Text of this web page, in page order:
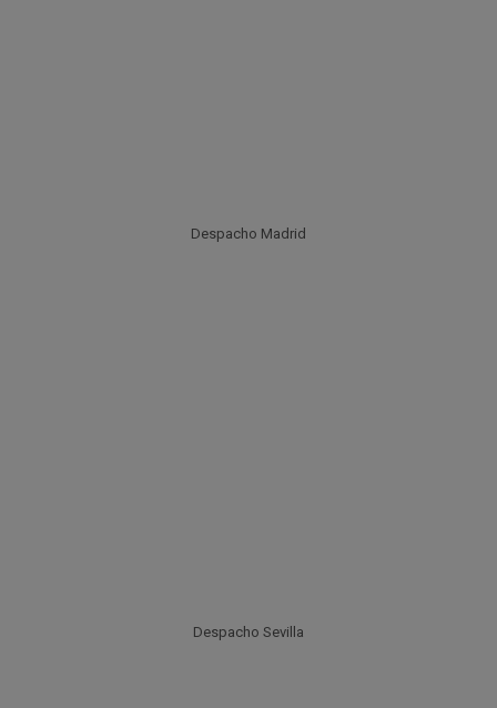
Despacho Madrid
Despacho Sevilla